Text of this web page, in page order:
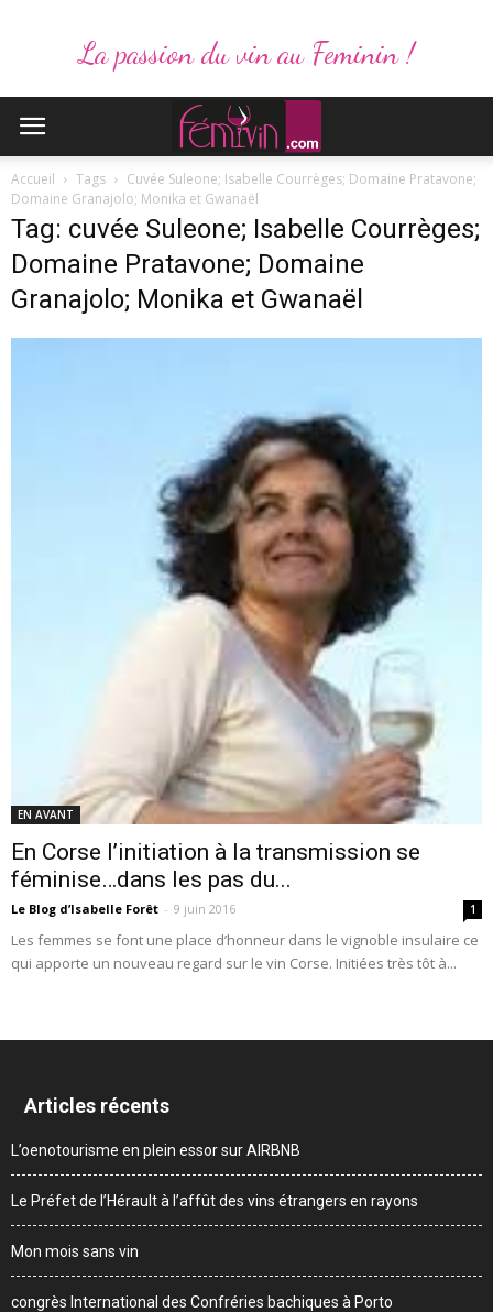
La passion du vin au Feminin !
Accueil Tags
Cuvée Suleone; Isabelle Courrèges; Domaine Pratavone;
Domaine Granajolo; Monika et Gwanaël
Tag: cuvée Suleone; Isabelle Courrèges;
Domaine Pratavone; Domaine
Granajolo; Monika et Gwanaël
EN AVANT
En Corse l’initiation à la transmission se
féminise…dans les pas du...
Le Blog d’Isabelle Forêt - 9 juin 2016 1
Les femmes se font une place d’honneur dans le vignoble insulaire ce
qui apporte un nouveau regard sur le vin Corse. Initiées très tôt à...
Articles récents
L’oenotourisme en plein essor sur AIRBNB
Le Préfet de l’Hérault à l’affût des vins étrangers en rayons
Mon mois sans vin
congrès International des Confréries bachiques à Porto